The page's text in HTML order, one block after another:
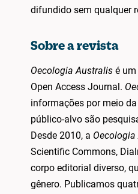
difundido sem qualquer
Sobre a revista
Oecologia Australisé um
Open Access Journal.
informações por meio
público-alvo são
Desde 2010, a
Scientific Commons,
corpo editorial diverso,
gênero. Publicamos